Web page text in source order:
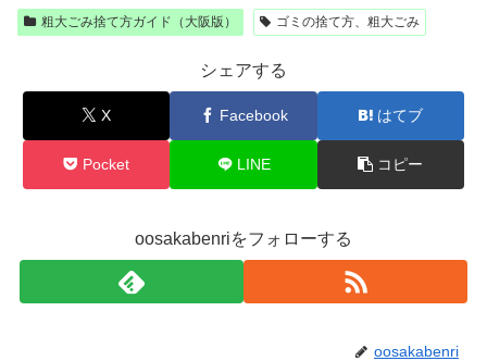
粗大ごみ捨て方ガイド（大阪版） ゴミの捨て方、粗大ごみ
シェアする
X Facebook はてブ
Pocket LINE コピー
oosakabenriをフォローする
oosakabenri